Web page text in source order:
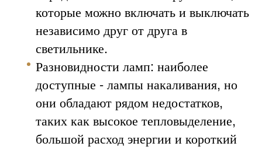
которые можно включать и выключать
независимо друг от друга в
светильнике.
Разновидности ламп: наиболее
доступные - лампы накаливания, но
они обладают рядом недостатков,
таких как высокое тепловыделение,
большой расход энергии и короткий